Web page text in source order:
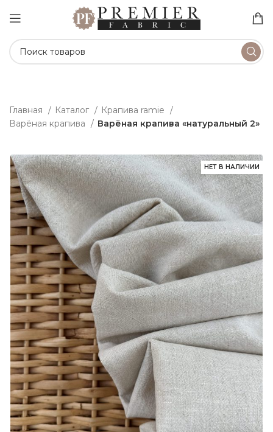
Главная Каталог
Крапива ramie
Варёная крапива
Варёная крапива «натуральный 2»
НЕТ В НАЛИЧИИ